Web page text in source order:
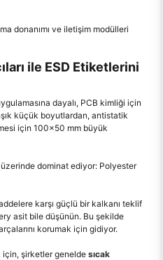
donanımı ve iletişim modülleri
ile ESD Etiketlerini
dayalı, PCB kimliği için
küçük boyutlardan, antistatik
için 100x50 mm büyük
dominat ediyor: Polyester
karşı güçlü bir kalkanı teklif
asit bile düşünün. Bu şekilde
korumak için gidiyor.
şirketler genelde sıcak